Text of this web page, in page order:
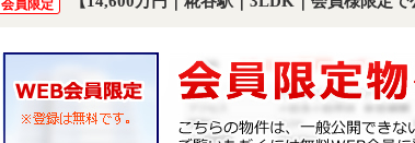
会員限定